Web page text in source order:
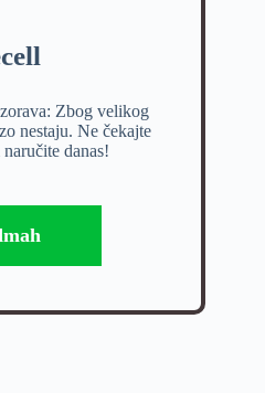
Zbog velikog
nestaju. Ne čekajte
danas!